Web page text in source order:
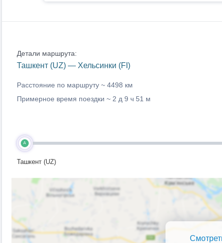
Детали маршрута:
Ташкент (UZ) — Хельсинки (FI)
Расстояние по маршруту ~ 4498 км
Примерное время поездки ~ 2 д 9 ч 51 м
A
Ташкент (UZ)